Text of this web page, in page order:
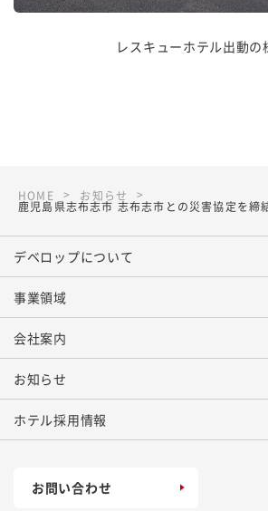
レスキューホテル出動の
HOME お知らせ
鹿児島県志布志市 志布志市との災害協定を締
デベロップについて
事業領域
会社案内
お知らせ
ホテル採用情報
お問い合わせ